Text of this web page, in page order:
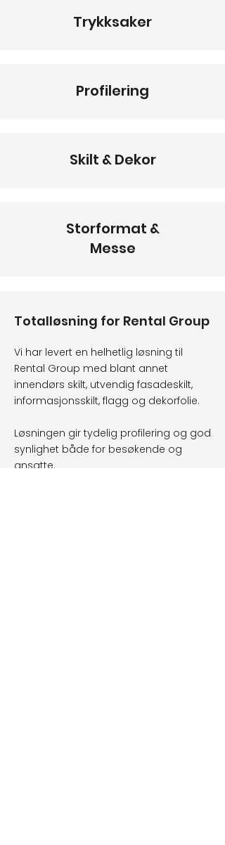
Trykksaker
Profilering
Skilt & Dekor
Storformat &
Messe
Totalløsning for Rental Group
Vi har levert en helhetlig løsning til
Rental Group med blant annet
innendørs skilt, utvendig fasadeskilt,
informasjonsskilt, flagg og dekorfolie.
Løsningen gir tydelig profilering og god
synlighet både for besøkende og
ansatte.